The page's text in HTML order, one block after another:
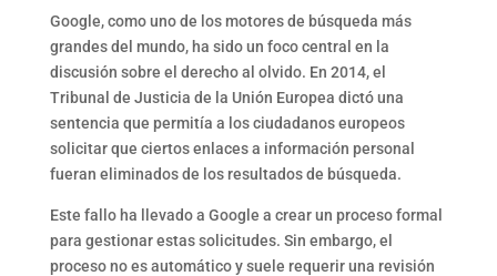
Google, como uno de los motores de búsqueda más
grandes del mundo, ha sido un foco central en la
discusión sobre el derecho al olvido. En 2014, el
Tribunal de Justicia de la Unión Europea dictó una
sentencia que permitía a los ciudadanos europeos
solicitar que ciertos enlaces a información personal
fueran eliminados de los resultados de búsqueda.
Este fallo ha llevado a Google a crear un proceso formal
para gestionar estas solicitudes. Sin embargo, el
proceso no es automático y suele requerir una revisión